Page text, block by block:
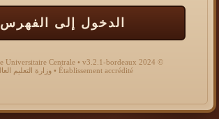
الدخول إلى الفهرس
© 2024 Bibliothèque Universitaire Centrale • v3.2.1-bordeaux
Établissement accrédité • وزارة التعليم العالي